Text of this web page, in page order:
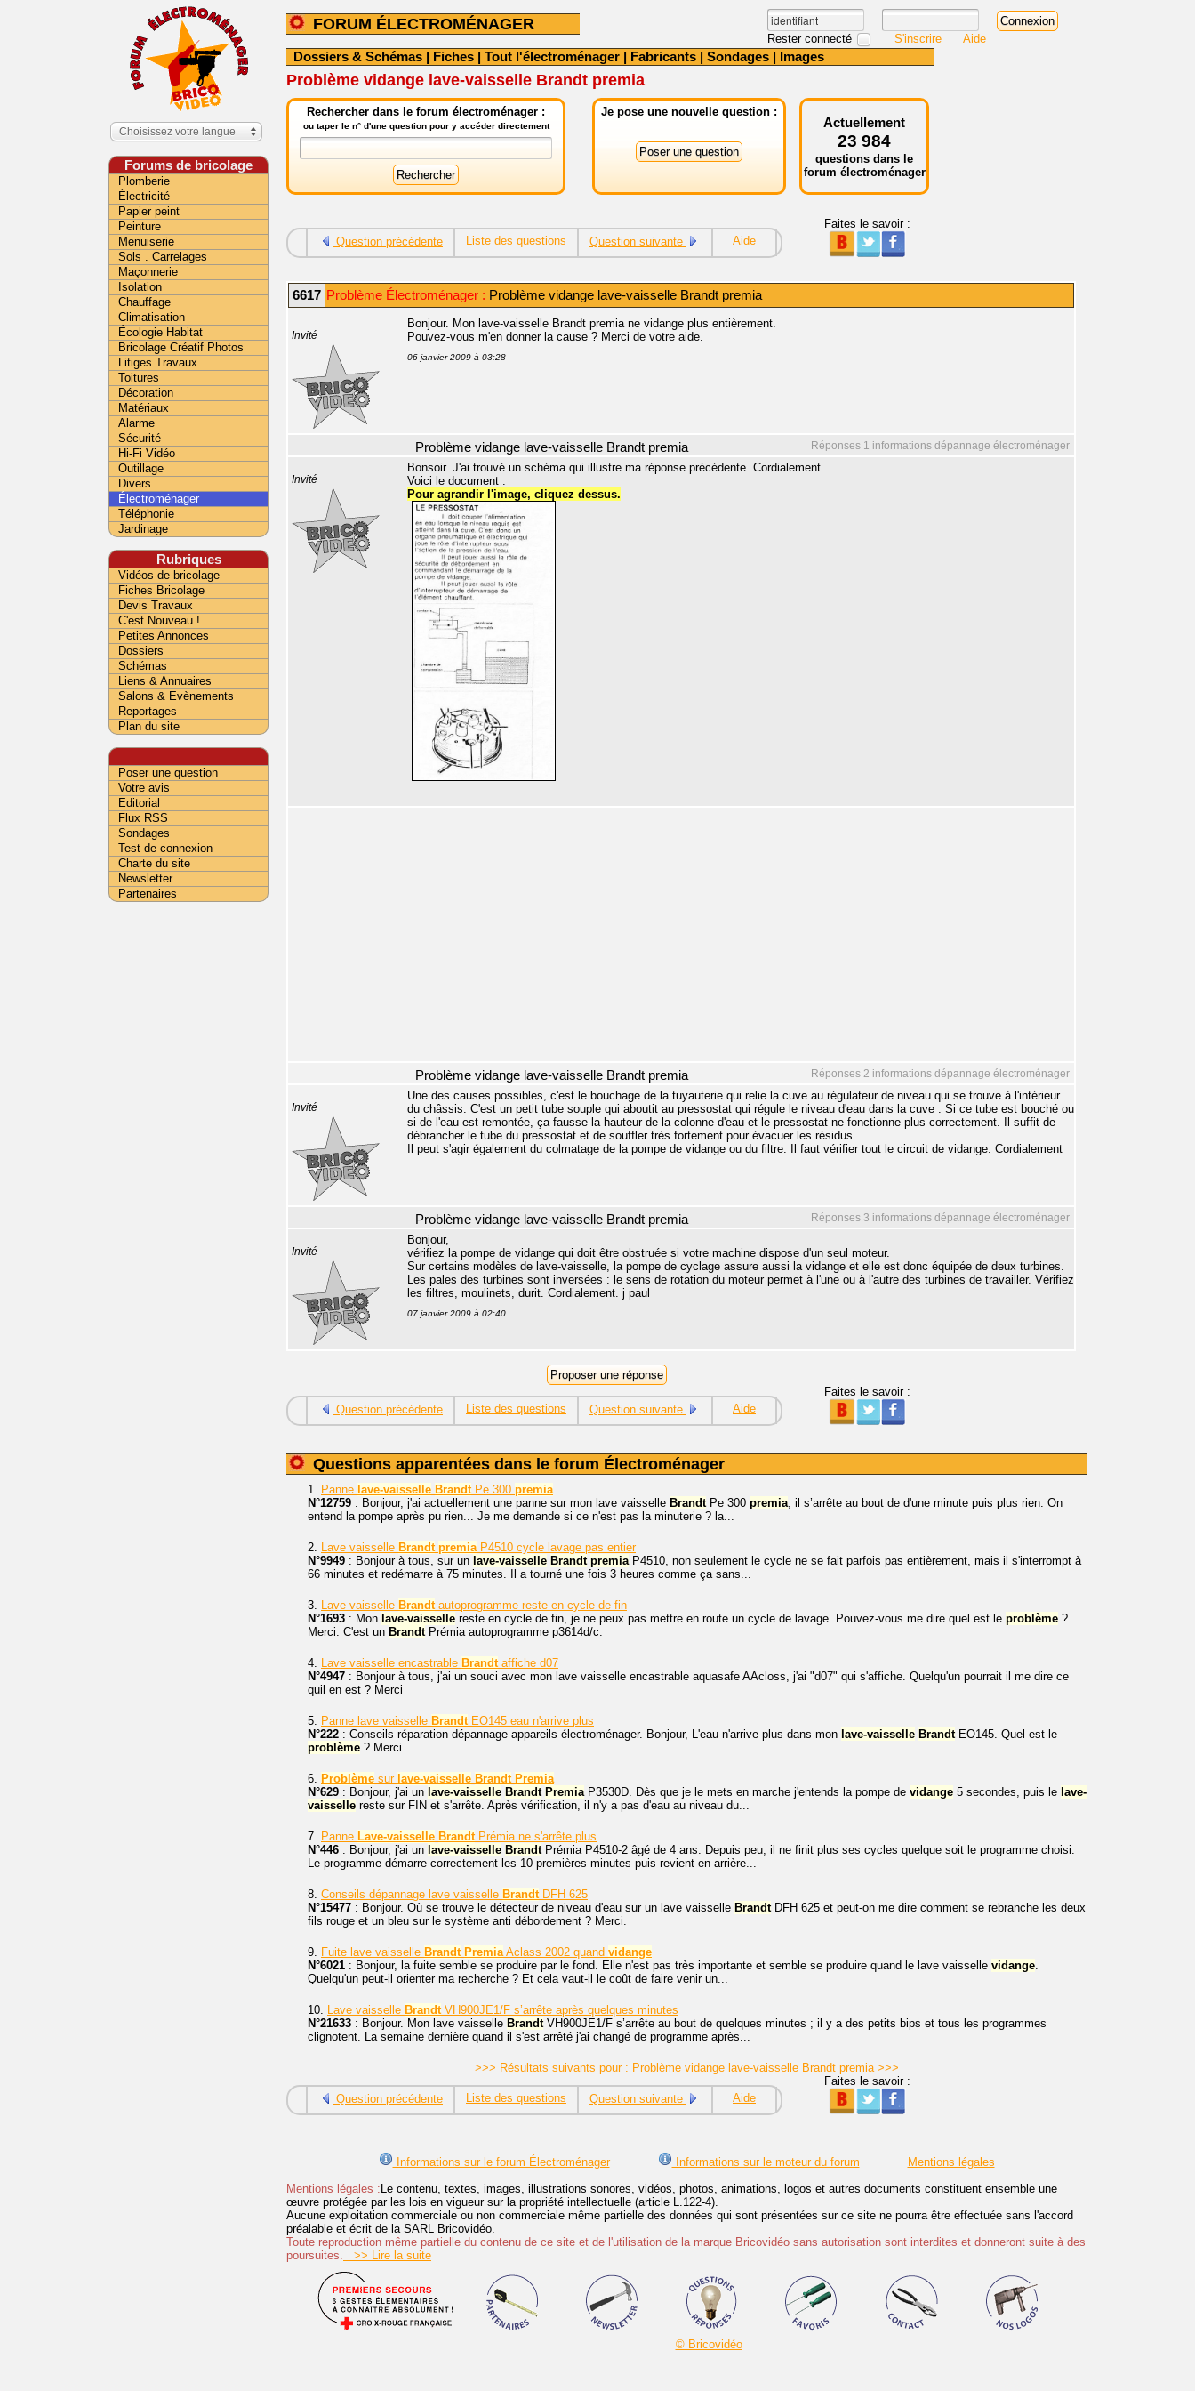
FORUM ÉLECTROMÉNAGER
Rester connecté S'inscrire Aide
Dossiers & Schémas | Fiches | Tout l'électroménager | Fabricants | Sondages | Images
Problème vidange lave-vaisselle Brandt premia
Rechercher dans le forum électroménager :
ou taper le n° d'une question pour y accéder directement
Je pose une nouvelle question :
Actuellement
23 984
questions dans le
forum électroménager
Question précédente Liste des questions Question suivante Aide
Faites le savoir :
6617 Problème Électroménager : Problème vidange lave-vaisselle Brandt premia
Invité
Bonjour. Mon lave-vaisselle Brandt premia ne vidange plus entièrement.
Pouvez-vous m'en donner la cause ? Merci de votre aide.
06 janvier 2009 à 03:28
Réponses 1 informations dépannage électroménager
Problème vidange lave-vaisselle Brandt premia
Invité
Bonsoir. J'ai trouvé un schéma qui illustre ma réponse précédente. Cordialement.
Voici le document :
Pour agrandir l'image, cliquez dessus.
Réponses 2 informations dépannage électroménager
Problème vidange lave-vaisselle Brandt premia
Invité
Une des causes possibles, c'est le bouchage de la tuyauterie qui relie la cuve au régulateur de niveau qui se trouve à l'intérieur
du châssis. C'est un petit tube souple qui aboutit au pressostat qui régule le niveau d'eau dans la cuve . Si ce tube est bouché ou
si de l'eau est remontée, ça fausse la hauteur de la colonne d'eau et le pressostat ne fonctionne plus correctement. Il suffit de
débrancher le tube du pressostat et de souffler très fortement pour évacuer les résidus.
Il peut s'agir également du colmatage de la pompe de vidange ou du filtre. Il faut vérifier tout le circuit de vidange. Cordialement
Réponses 3 informations dépannage électroménager
Problème vidange lave-vaisselle Brandt premia
Invité
Bonjour,
vérifiez la pompe de vidange qui doit être obstruée si votre machine dispose d'un seul moteur.
Sur certains modèles de lave-vaisselle, la pompe de cyclage assure aussi la vidange et elle est donc équipée de deux turbines.
Les pales des turbines sont inversées : le sens de rotation du moteur permet à l'une ou à l'autre des turbines de travailler. Vérifiez
les filtres, moulinets, durit. Cordialement. j paul
07 janvier 2009 à 02:40
Question précédente Liste des questions Question suivante Aide
Faites le savoir :
Questions apparentées dans le forum Électroménager
1. Panne lave-vaisselle Brandt Pe 300 premia
N°12759 : Bonjour, j'ai actuellement une panne sur mon lave vaisselle Brandt Pe 300 premia , il s’arrête au bout de d'une minute puis plus rien. On
entend la pompe après pu rien... Je me demande si ce n'est pas la minuterie ? la...
2. Lave vaisselle Brandt premia P4510 cycle lavage pas entier
N°9949 : Bonjour à tous, sur un lave-vaisselle Brandt premia P4510, non seulement le cycle ne se fait parfois pas entièrement, mais il s'interrompt à
66 minutes et redémarre à 75 minutes. Il a tourné une fois 3 heures comme ça sans...
3. Lave vaisselle Brandt autoprogramme reste en cycle de fin
N°1693 : Mon lave-vaisselle reste en cycle de fin, je ne peux pas mettre en route un cycle de lavage. Pouvez-vous me dire quel est le problème ?
Merci. C'est un Brandt Prémia autoprogramme p3614d/c.
4. Lave vaisselle encastrable Brandt affiche d07
N°4947 : Bonjour à tous, j'ai un souci avec mon lave vaisselle encastrable aquasafe AAcloss, j'ai "d07" qui s'affiche. Quelqu'un pourrait il me dire ce
quil en est ? Merci
5. Panne lave vaisselle Brandt EO145 eau n'arrive plus
N°222 : Conseils réparation dépannage appareils électroménager. Bonjour, L'eau n'arrive plus dans mon lave-vaisselle Brandt EO145. Quel est le
problème ? Merci.
6. Problème sur lave-vaisselle Brandt Premia
N°629 : Bonjour, j'ai un lave-vaisselle Brandt Premia P3530D. Dès que je le mets en marche j'entends la pompe de vidange 5 secondes, puis le lave-
vaisselle reste sur FIN et s'arrête. Après vérification, il n'y a pas d'eau au niveau du...
7. Panne Lave-vaisselle Brandt Prémia ne s'arrête plus
N°446 : Bonjour, j'ai un lave-vaisselle Brandt Prémia P4510-2 âgé de 4 ans. Depuis peu, il ne finit plus ses cycles quelque soit le programme choisi.
Le programme démarre correctement les 10 premières minutes puis revient en arrière...
8. Conseils dépannage lave vaisselle Brandt DFH 625
N°15477 : Bonjour. Où se trouve le détecteur de niveau d'eau sur un lave vaisselle Brandt DFH 625 et peut-on me dire comment se rebranche les deux
fils rouge et un bleu sur le système anti débordement ? Merci.
9. Fuite lave vaisselle Brandt Premia Aclass 2002 quand vidange
N°6021 : Bonjour, la fuite semble se produire par le fond. Elle n'est pas très importante et semble se produire quand le lave vaisselle vidange
Quelqu'un peut-il orienter ma recherche ? Et cela vaut-il le coût de faire venir un...
10. Lave vaisselle Brandt VH900JE1/F s’arrête après quelques minutes
N°21633 : Bonjour. Mon lave vaisselle Brandt VH900JE1/F s’arrête au bout de quelques minutes ; il y a des petits bips et tous les programmes
clignotent. La semaine dernière quand il s'est arrêté j'ai changé de programme après...
>>> Résultats suivants pour : Problème vidange lave-vaisselle Brandt premia >>>
Question précédente Liste des questions Question suivante Aide
Faites le savoir :
Informations sur le forum Électroménager Informations sur le moteur du forum
Mentions légales
Mentions légales : Le contenu, textes, images, illustrations sonores, vidéos, photos, animations, logos et autres documents constituent ensemble une
œuvre protégée par les lois en vigueur sur la propriété intellectuelle (article L.122-4).
Aucune exploitation commerciale ou non commerciale même partielle des données qui sont présentées sur ce site ne pourra être effectuée sans l'accord
préalable et écrit de la SARL Bricovidéo.
Toute reproduction même partielle du contenu de ce site et de l'utilisation de la marque Bricovidéo sans autorisation sont interdites et donneront suite à des
poursuites.
>> Lire la suite
© Bricovidéo
Choisissez votre langue
Forums de bricolage
Plomberie
Électricité
Papier peint
Peinture
Menuiserie
Sols . Carrelages
Maçonnerie
Isolation
Chauffage
Climatisation
Écologie Habitat
Bricolage Créatif Photos
Litiges Travaux
Toitures
Décoration
Matériaux
Alarme
Sécurité
Hi-Fi Vidéo
Outillage
Divers
Électroménager
Téléphonie
Jardinage
Rubriques
Vidéos de bricolage
Fiches Bricolage
Devis Travaux
C'est Nouveau !
Petites Annonces
Dossiers
Schémas
Liens & Annuaires
Salons & Evènements
Reportages
Plan du site
Poser une question
Votre avis
Editorial
Flux RSS
Sondages
Test de connexion
Charte du site
Newsletter
Partenaires